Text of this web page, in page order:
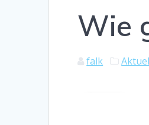
Wie
falk